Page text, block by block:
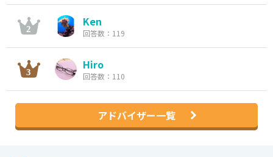
Ken
回答数：119
Hiro
回答数：110
アドバイザー一覧